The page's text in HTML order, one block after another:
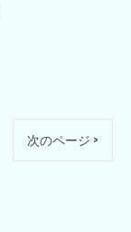
次のページ >